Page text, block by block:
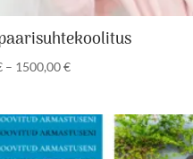
– 1500,00€Hinnavahemik:
1500,00 €